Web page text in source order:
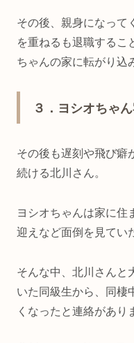
その後、親身になって
を重ねるも退職するこ
ちゃんの家に転がり込
３．ヨシオちゃ
その後も遅刻や飛び癖
続ける北川さん。
ヨシオちゃんは家に住
迎えなど面倒を見てい
そんな中、北川さんと
いた同級生から、同棲
くなったと連絡があり